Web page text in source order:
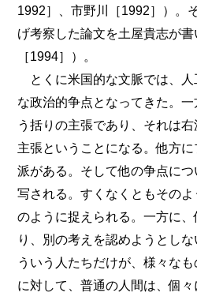
1992］、市野川［1992］）。
げ考察した論文を土屋貴志が
［1994］）。
とくに米国的な文脈では、人
な政治的争点となってきた。
う括りの主張であり、それは
主張ということになる。他方
派がある。そして他の争点に
写される。すくなくともその
のように捉えられる。一方に
り、別の考えを認めようとし
ういう人たちだけが、様々な
に対して、普通の人間は、個